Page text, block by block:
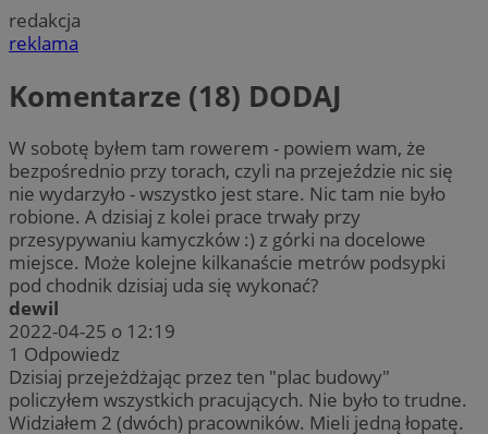
redakcja
reklama
Komentarze (18) DODAJ
W sobotę byłem tam rowerem - powiem wam, że
bezpośrednio przy torach, czyli na przejeździe nic się
nie wydarzyło - wszystko jest stare. Nic tam nie było
robione. A dzisiaj z kolei prace trwały przy
przesypywaniu kamyczków :) z górki na docelowe
miejsce. Może kolejne kilkanaście metrów podsypki
pod chodnik dzisiaj uda się wykonać?
dewil
2022-04-25 o 12:19
1 Odpowiedz
Dzisiaj przejeżdżając przez ten "plac budowy"
policzyłem wszystkich pracujących. Nie było to trudne.
Widziałem 2 (dwóch) pracowników. Mieli jedną łopatę.